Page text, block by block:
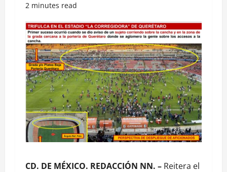
2 minutes read
CD. DE MÉXICO. REDACCIÓN NN. – Reitera el